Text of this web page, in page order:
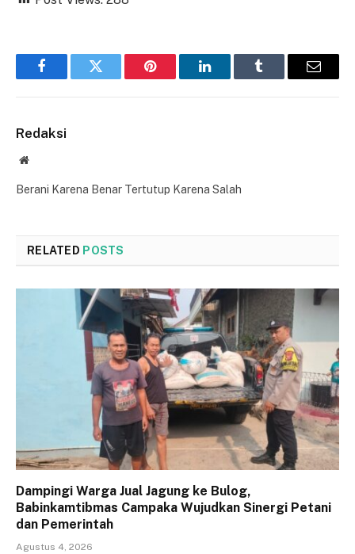
FacebookTwitter Pinterest LinkedInTumblr Email
Redaksi
Website
Berani Karena Benar Tertutup Karena Salah
RELATED POSTS
Dampingi Warga Jual Jagung ke Bulog,
Babinkamtibmas Campaka Wujudkan Sinergi Petani
dan Pemerintah
Agustus 4, 2026